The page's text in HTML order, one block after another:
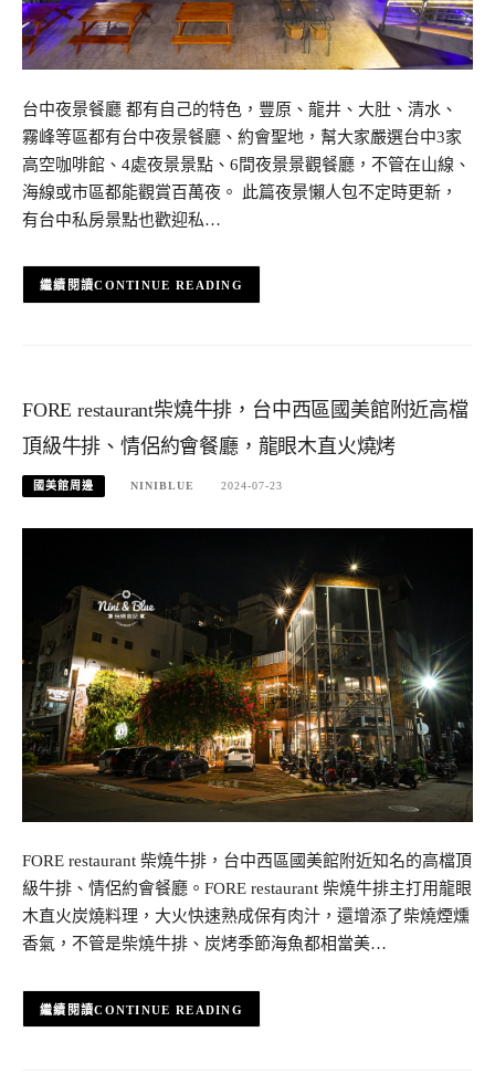
台中夜景餐廳 都有自己的特色，豐原、龍井、大肚、清水、
霧峰等區都有台中夜景餐廳、約會聖地，幫大家嚴選台中3家
高空咖啡館、4處夜景景點、6間夜景景觀餐廳，不管在山線、
海線或市區都能觀賞百萬夜。 此篇夜景懶人包不定時更新，
有台中私房景點也歡迎私…
CONTINUE READING
FORE restaurant柴燒牛排，台中西區國美館附近高檔
頂級牛排、情侶約會餐廳，龍眼木直火燒烤
國美館周邊 NINIBLUE 2024-07-23
FORE restaurant 柴燒牛排，台中西區國美館附近知名的高檔頂
級牛排、情侶約會餐廳。FORE restaurant 柴燒牛排主打用龍眼
木直火炭燒料理，大火快速熟成保有肉汁，還增添了柴燒煙燻
香氣，不管是柴燒牛排、炭烤季節海魚都相當美…
CONTINUE READING